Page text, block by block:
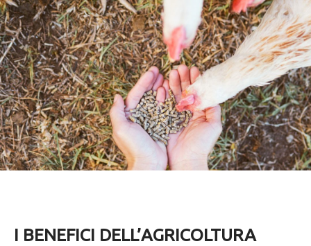
I BENEFICI DELL’AGRICOLTURA